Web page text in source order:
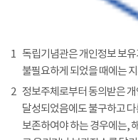
1 독립기념관은 개인정보 보
불필요하게 되었을 때에는
2 정보주체로부터 동의받은
달성되었음에도 불구하고
보존하여야 하는 경우에는,